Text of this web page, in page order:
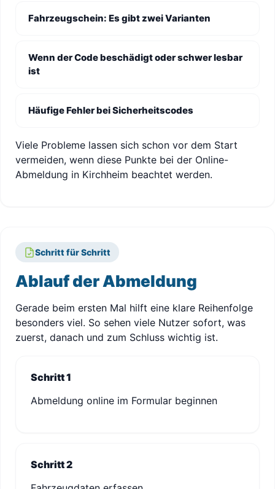
Fahrzeugschein: Es gibt zwei Varianten
Wenn der Code beschädigt oder schwer lesbar
ist
Häufige Fehler bei Sicherheitscodes
Viele Probleme lassen sich schon vor dem Start
vermeiden, wenn diese Punkte bei der Online-
Abmeldung in Kirchheim beachtet werden.
Schritt für Schritt
Ablauf der Abmeldung
Gerade beim ersten Mal hilft eine klare Reihenfolge
besonders viel. So sehen viele Nutzer sofort, was
zuerst, danach und zum Schluss wichtig ist.
Schritt 1
Abmeldung online im Formular beginnen
Schritt 2